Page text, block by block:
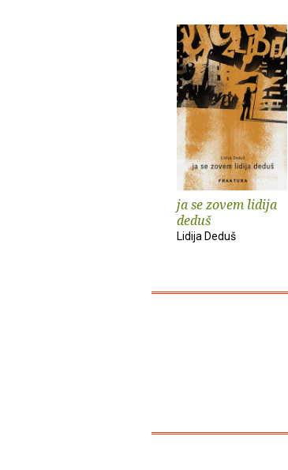
ja se zovem lidija
deduš
Lidija Deduš